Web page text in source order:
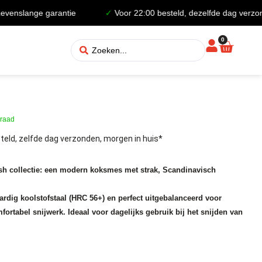
garantie Voor 22:00 besteld, dezelfde dag verzonden
0
zelfde dag verzonden, morgen in huis*
collectie: een modern koksmes met strak, Scandinavisch
koolstofstaal (HRC 56+) en perfect uitgebalanceerd voor
snijwerk. Ideaal voor dagelijks gebruik bij het snijden van